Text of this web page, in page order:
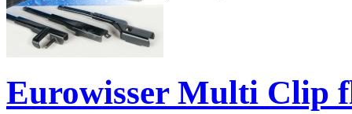
Eurowisser Multi Clip